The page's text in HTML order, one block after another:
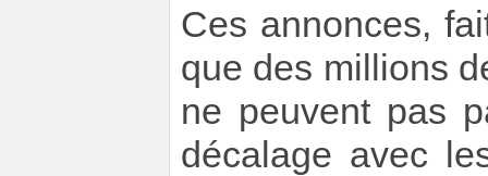
Ces annonces,
que des millions
ne peuvent pas
décalage avec